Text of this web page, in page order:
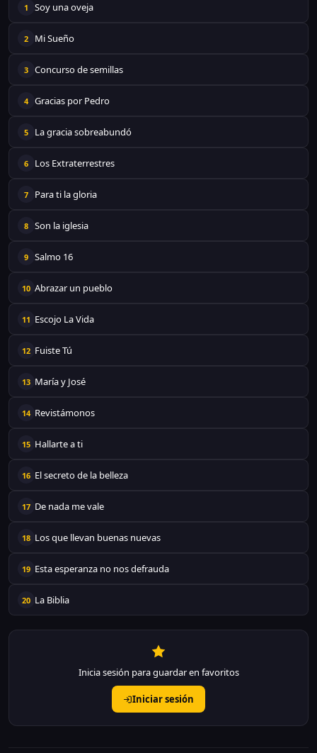
1 Soy una oveja
2 Mi Sueño
3 Concurso de semillas
4 Gracias por Pedro
5 La gracia sobreabundó
6 Los Extraterrestres
7 Para ti la gloria
8 Son la iglesia
9 Salmo 16
10 Abrazar un pueblo
11 Escojo La Vida
12 Fuiste Tú
13 María y José
14 Revistámonos
15 Hallarte a ti
16 El secreto de la belleza
17 De nada me vale
18 Los que llevan buenas nuevas
19 Esta esperanza no nos defrauda
20 La Biblia
Inicia sesión para guardar en favoritos
Iniciar sesión